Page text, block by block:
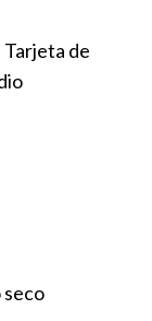
de